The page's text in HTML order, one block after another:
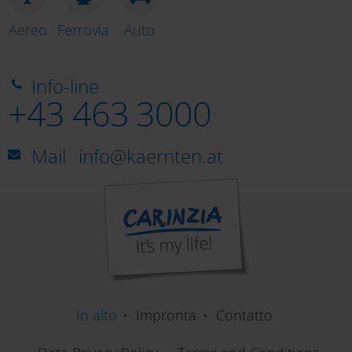
Aereo Ferrovia Auto
Info-line
+43 463 3000
Mail info@kaernten.at
In alto Impronta
Contatto